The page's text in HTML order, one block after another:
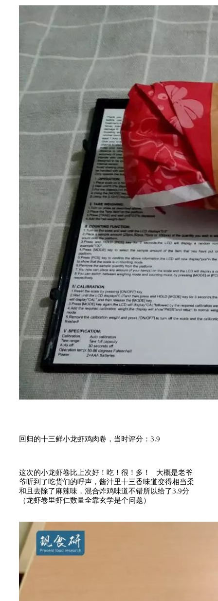
回归的十三鲜小龙虾鸡肉卷，当时评分：3.9
这次的小龙虾卷比上次好！吃！很！多！ 大概是老爷
爷听到了吃货们的呼声，酱汁里十三香味道变得相当柔
和且去除了麻辣味，混合炸鸡味道不错所以给了3.9分
（龙虾卷里虾仁数量全靠玄学是个问题）